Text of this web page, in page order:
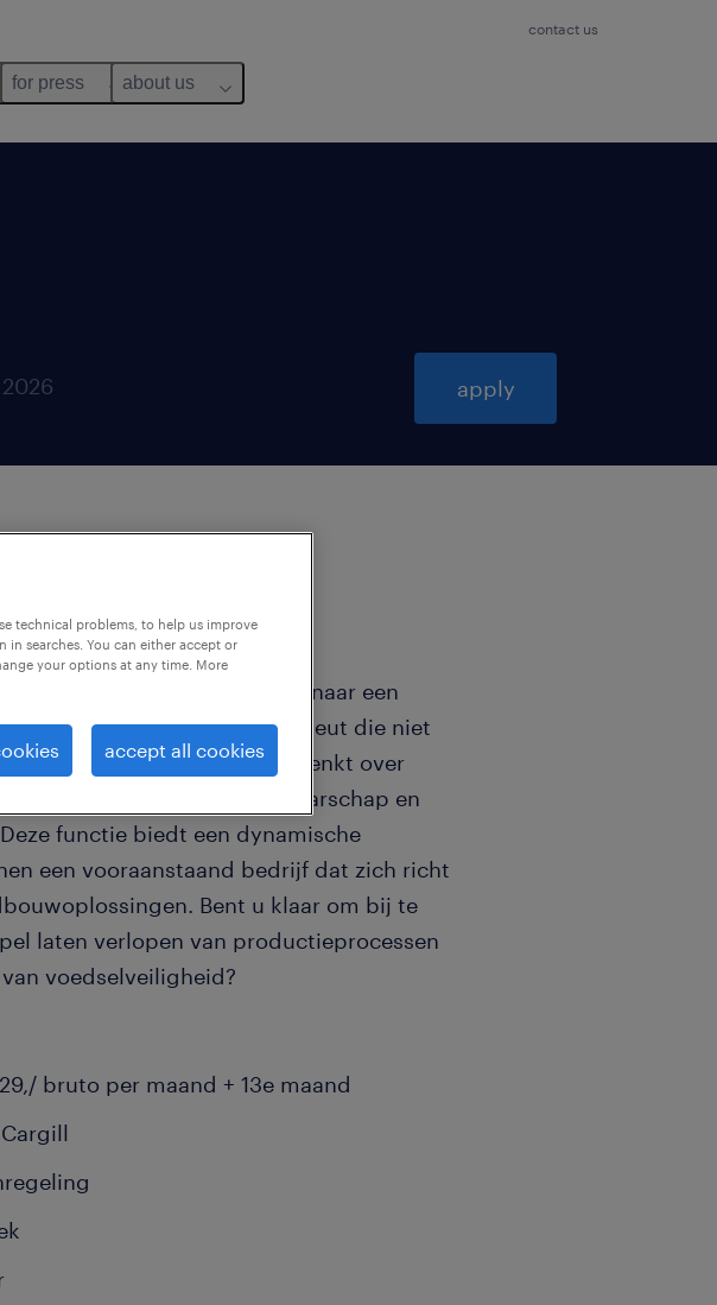
contact us
for press about us
apply
elektromonteur die op zoek is naar een
zoeken een moderne techneut die niet
maar ook proactief meedenkt over
Iemand met inzicht, eigenaarschap en
functie biedt een dynamische
een vooraanstaand bedrijf dat zich richt
Bent u klaar om bij te
laten verlopen van productieprocessen
voedselveiligheid?
bruto per maand + 13e maand
technical problems, to help us improve
searches. You can either accept or
your options at any time. More
accept all cookies